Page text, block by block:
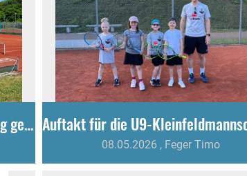
Herren 40 starten mit 5:1-Heimsieg gegen TC Allensbach
08.05.2026 , Feger Timo